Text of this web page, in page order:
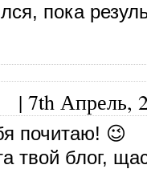
пока
| 7th Апрель,
почитаю! 😉
твой блог,